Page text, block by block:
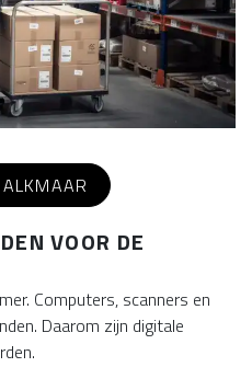
VOOR DE
Computers, scanners en
Daarom zijn digitale